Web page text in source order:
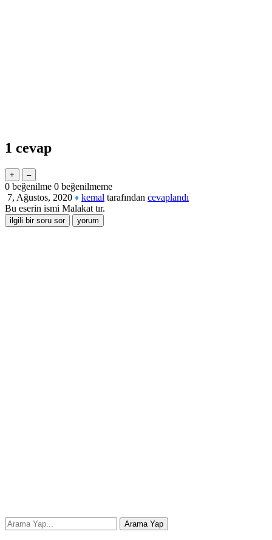
1 cevap
0 beğenilme 0 beğenilmeme
7, Ağustos, 2020 ♦ kemal tarafından cevaplandı
Bu eserin ismi Malakat tır.